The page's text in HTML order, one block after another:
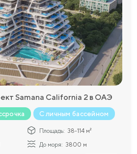
Samana California 2 в ОАЭ
С личным бассейном
Площадь: 38-114 м²
До моря: 3800 м